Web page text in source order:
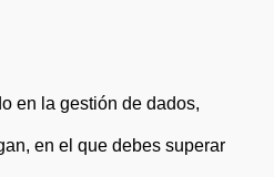
en la gestión de dados,
en el que debes superar